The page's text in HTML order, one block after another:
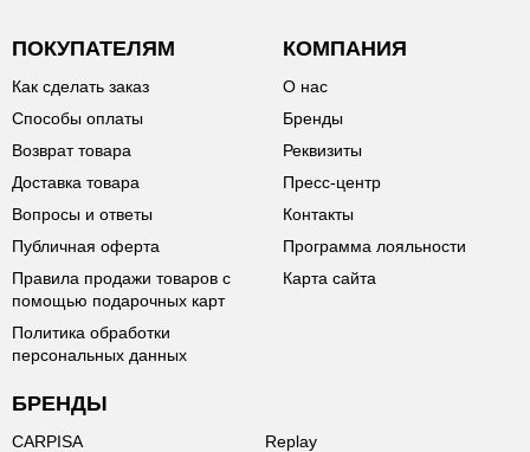
ПОКУПАТЕЛЯМ
Как сделать заказ
Способы оплаты
Возврат товара
Доставка товара
Вопросы и ответы
Публичная оферта
Правила продажи товаров с
помощью подарочных карт
Политика обработки
персональных данных
КОМПАНИЯ
О нас
Бренды
Реквизиты
Пресс-центр
Контакты
Программа лояльности
Карта сайта
БРЕНДЫ
CARPISA
Replay